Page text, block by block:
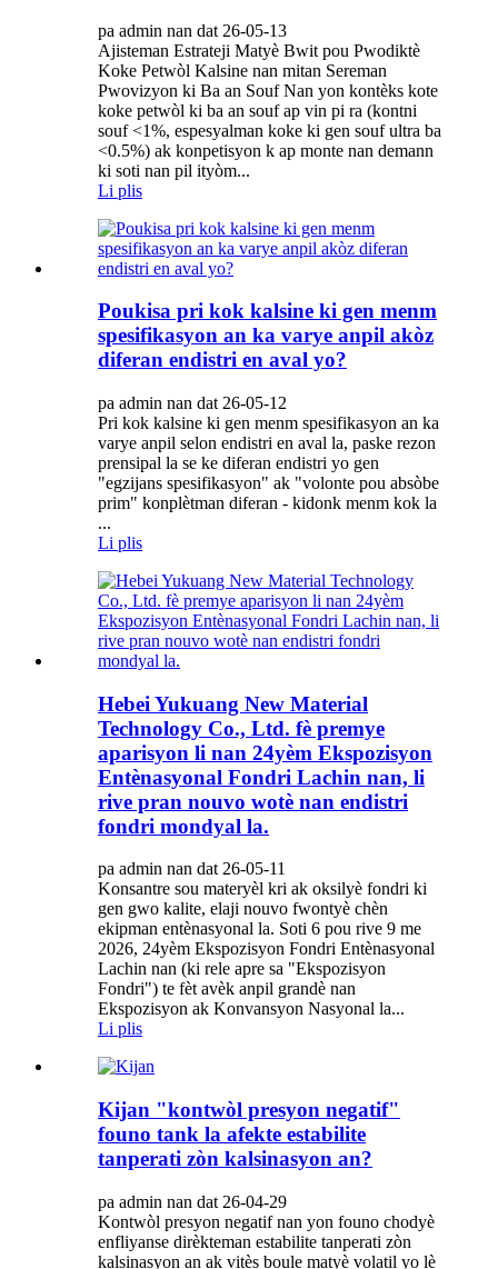
pa admin nan dat 26-05-13
Ajisteman Estrateji Matyè Bwit pou Pwodiktè
Koke Petwòl Kalsine nan mitan Sereman
Pwovizyon ki Ba an Souf Nan yon kontèks kote
koke petwòl ki ba an souf ap vin pi ra (kontni
souf <1%, espesyalman koke ki gen souf ultra ba
<0.5%) ak konpetisyon k ap monte nan demann
ki soti nan pil ityòm...
Li plis
Poukisa pri kok kalsine ki gen menm
spesifikasyon an ka varye anpil akòz
diferan endistri en aval yo?
pa admin nan dat 26-05-12
Pri kok kalsine ki gen menm spesifikasyon an ka
varye anpil selon endistri en aval la, paske rezon
prensipal la se ke diferan endistri yo gen
"egzijans spesifikasyon" ak "volonte pou absòbe
prim" konplètman diferan - kidonk menm kok la
...
Li plis
Hebei Yukuang New Material
Technology Co., Ltd. fè premye
aparisyon li nan 24yèm Ekspozisyon
Entènasyonal Fondri Lachin nan, li
rive pran nouvo wotè nan endistri
fondri mondyal la.
pa admin nan dat 26-05-11
Konsantre sou materyèl kri ak oksilyè fondri ki
gen gwo kalite, elaji nouvo fwontyè chèn
ekipman entènasyonal la. Soti 6 pou rive 9 me
2026, 24yèm Ekspozisyon Fondri Entènasyonal
Lachin nan (ki rele apre sa "Ekspozisyon
Fondri") te fèt avèk anpil grandè nan
Ekspozisyon ak Konvansyon Nasyonal la...
Li plis
Kijan "kontwòl presyon negatif"
founo tank la afekte estabilite
tanperati zòn kalsinasyon an?
pa admin nan dat 26-04-29
Kontwòl presyon negatif nan yon founo chodyè
enfliyanse dirèkteman estabilite tanperati zòn
kalsinasyon an ak vitès boule matyè volatil yo lè